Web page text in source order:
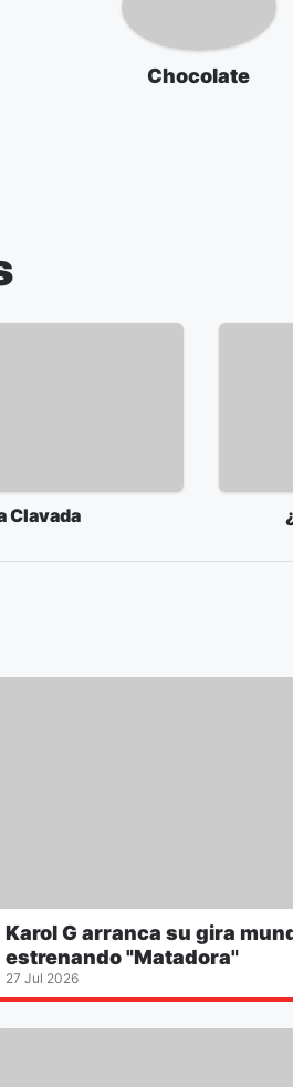
Chocolate
Clavada
Karol G arranca su gira
estrenando "Matadora"
27 Jul 2026